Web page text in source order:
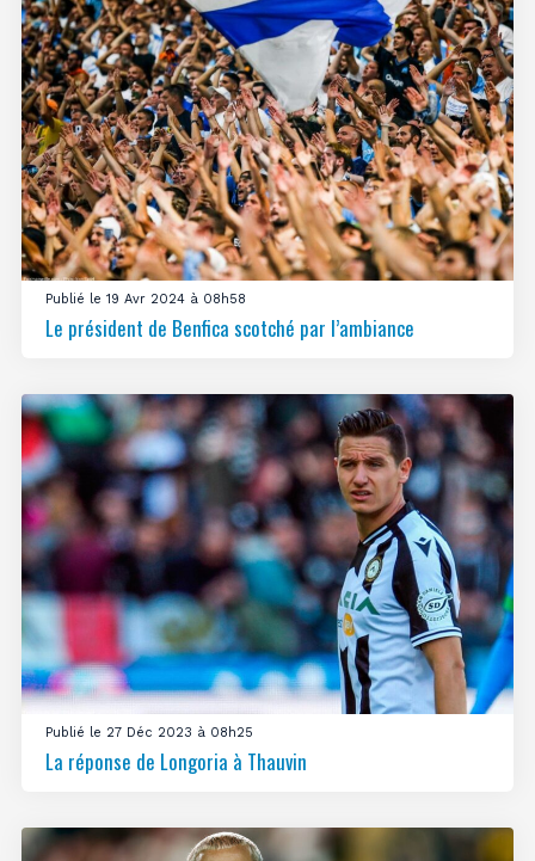
Publié le 19 Avr 2024 à 08h58
Le président de Benfica scotché par l’ambiance
Publié le 27 Déc 2023 à 08h25
La réponse de Longoria à Thauvin